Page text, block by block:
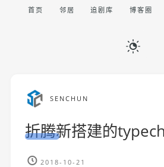
首页 邻居 追剧库 博客圈
SENCHUN
折腾新搭建的
2018-10-21